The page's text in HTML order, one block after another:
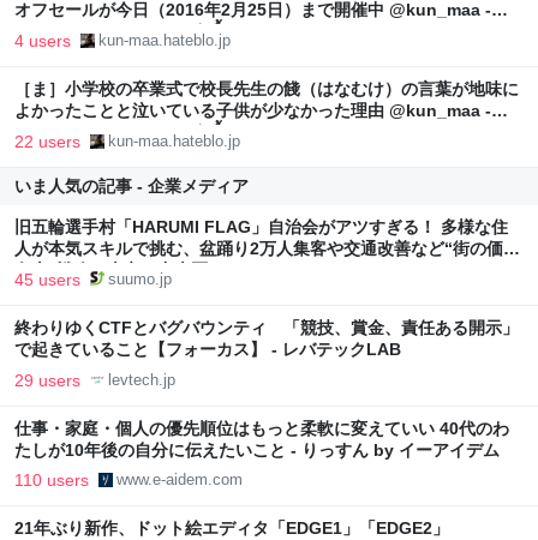
オフセールが今日（2016年2月25日）まで開催中 @kun_maa -
［ま］ぷるんにー！（พรุ่งนี้）
4 users kun-maa.hateblo.jp
［ま］小学校の卒業式で校長先生の餞（はなむけ）の言葉が地味に
よかったことと泣いている子供が少なかった理由 @kun_maa -
［ま］ぷるんにー！（พรุ่งนี้）
22 users kun-maa.hateblo.jp
いま人気の記事 - 企業メディア
旧五輪選手村「HARUMI FLAG」自治会がアツすぎる！ 多様な住
人が本気スキルで挑む、盆踊り2万人集客や交通改善など“街の価値
向上”戦略 東京・中央区
45 users suumo.jp
終わりゆくCTFとバグバウンティ 「競技、賞金、責任ある開示」
で起きていること【フォーカス】 - レバテックLAB
29 users levtech.jp
仕事・家庭・個人の優先順位はもっと柔軟に変えていい 40代のわ
たしが10年後の自分に伝えたいこと - りっすん by イーアイデム
110 users www.e-aidem.com
21年ぶり新作、ドット絵エディタ「EDGE1」「EDGE2」